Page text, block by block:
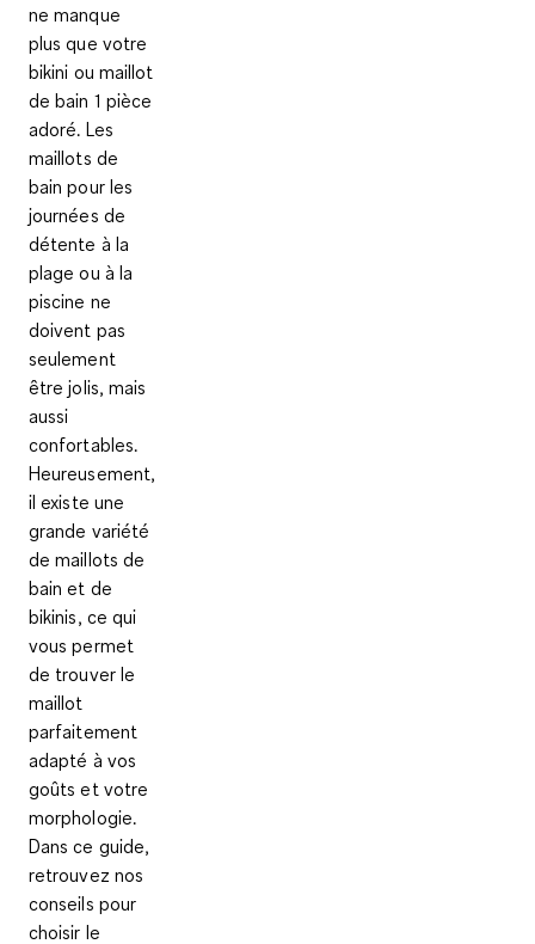
ne manque
plus que votre
bikini ou maillot
de bain 1 pièce
adoré. Les
maillots de
bain pour les
journées de
détente à la
plage ou à la
piscine ne
doivent pas
seulement
être jolis, mais
aussi
confortables.
Heureusement,
il existe une
grande variété
de maillots de
bain et de
bikinis, ce qui
vous permet
de trouver le
maillot
parfaitement
adapté à vos
goûts et votre
morphologie.
Dans ce guide,
retrouvez nos
conseils pour
choisir le